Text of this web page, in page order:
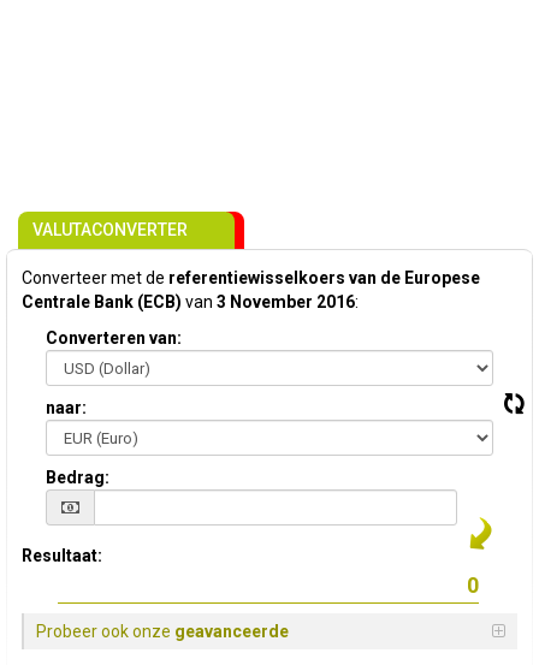
VALUTACONVERTER
Converteer met de referentiewisselkoers van de Europese
Centrale Bank (ECB) van 3 November 2016:
Converteren van:
naar:
Bedrag:
Resultaat:
Probeer ook onze geavanceerde